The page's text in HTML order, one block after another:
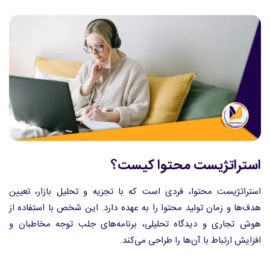
استراتژیست محتوا کیست؟
استراتژیست محتوا، فردی است که با تجزیه و تحلیل بازار، تعیین
هدف‌ها و زمان تولید محتوا را به عهده دارد. این شخص با استفاده از
هوش تجاری و دیدگاه تحلیلی، برنامه‌های جلب توجه مخاطبان و
افزایش ارتباط با آن‌ها را طراحی می‌کند.